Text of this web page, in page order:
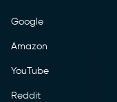
Google
Amazon
YouTube
Reddit